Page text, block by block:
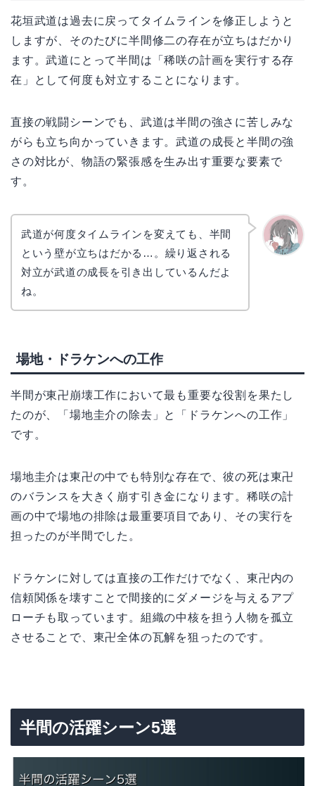
花垣武道は過去に戻ってタイムラインを修正しようと
しますが、そのたびに半間修二の存在が立ちはだかり
ます。武道にとって半間は「稀咲の計画を実行する存
在」として何度も対立することになります。
直接の戦闘シーンでも、武道は半間の強さに苦しみな
がらも立ち向かっていきます。武道の成長と半間の強
さの対比が、物語の緊張感を生み出す重要な要素で
す。
武道が何度タイムラインを変えても、半間
という壁が立ちはだかる…。繰り返される
対立が武道の成長を引き出しているんだよ
ね。
場地・ドラケンへの工作
半間が東卍崩壊工作において最も重要な役割を果たし
たのが、「場地圭介の除去」と「ドラケンへの工作」
です。
場地圭介は東卍の中でも特別な存在で、彼の死は東卍
のバランスを大きく崩す引き金になります。稀咲の計
画の中で場地の排除は最重要項目であり、その実行を
担ったのが半間でした。
ドラケンに対しては直接の工作だけでなく、東卍内の
信頼関係を壊すことで間接的にダメージを与えるアプ
ローチも取っています。組織の中核を担う人物を孤立
させることで、東卍全体の瓦解を狙ったのです。
半間の活躍シーン5選